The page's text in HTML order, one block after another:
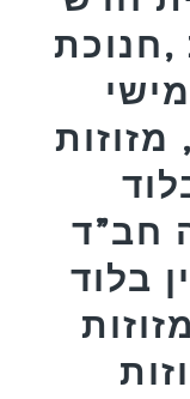
,חנוכת
מזוזות
חב”ד
בלוד